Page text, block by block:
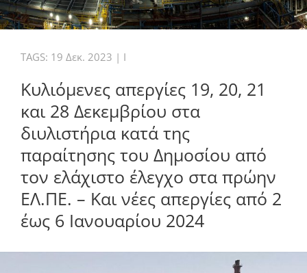
TAGS: 19 Δεκ. 2023 | I
Κυλιόμενες απεργίες 19, 20, 21
και 28 Δεκεμβρίου στα
διυλιστήρια κατά της
παραίτησης του Δημοσίου από
τον ελάχιστο έλεγχο στα πρώην
ΕΛ.ΠΕ. – Και νέες απεργίες από 2
έως 6 Ιανουαρίου 2024